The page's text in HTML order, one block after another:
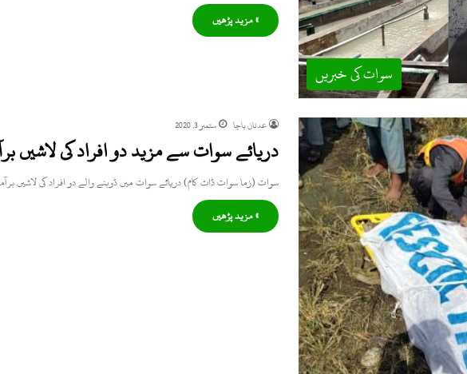
سوات کی خبریں
» مزید پڑھیں
عدنان باچا ستمبر 3, 2020
دریائے سوات سے مزید دو افراد کی لاشیں
سوات (زما سوات ڈاٹ کام) دریائے سوات میں ڈوبنے والے دو افراد کی لاشیں
» مزید پڑھیں